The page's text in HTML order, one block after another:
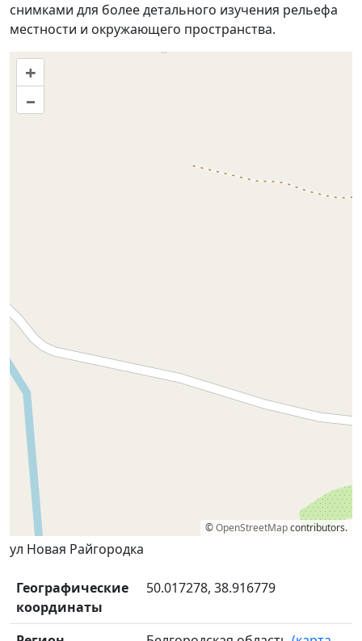
снимками для более детального изучения рельефа
местности и окружающего пространства.
+
–
©OpenStreetMapcontributors.
ул Новая Райгородка
Географические
координаты
50.017278, 38.916779